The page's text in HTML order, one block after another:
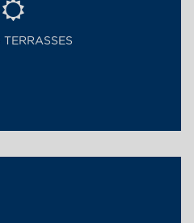
TERRASSES